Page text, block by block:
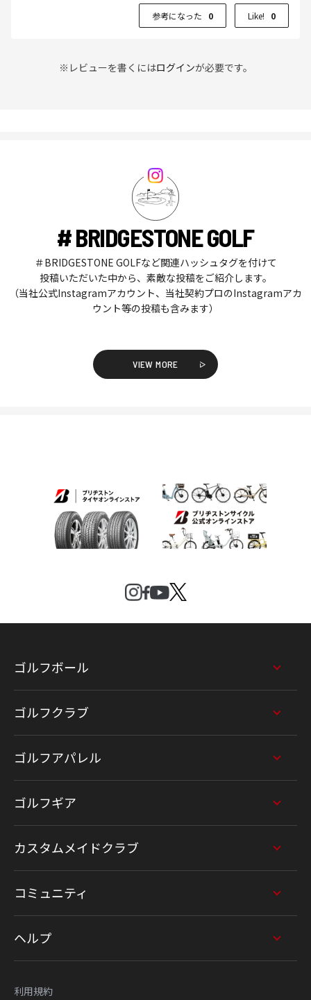
参考になった 0 Like! 0
※レビューを書くにはログインが必要です。
# BRIDGESTONE GOLF
＃BRIDGESTONE GOLFなど関連ハッシュタグを付けて
投稿いただいた中から、素敵な投稿をご紹介します。
（当社公式Instagramアカウント、当社契約プロのInstagramアカ
ウント等の投稿も含みます）
VIEW MORE
ゴルフボール
ゴルフクラブ
ゴルフアパレル
ゴルフギア
カスタムメイドクラブ
コミュニティ
ヘルプ
利用規約